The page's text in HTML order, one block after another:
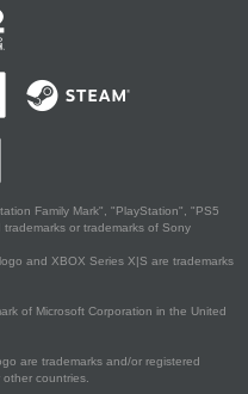
Family Mark", "PlayStation", "PS5
or trademarks of Sony
and XBOX Series X|S are trademarks
of Microsoft Corporation in the United
are trademarks and/or registered
countries.